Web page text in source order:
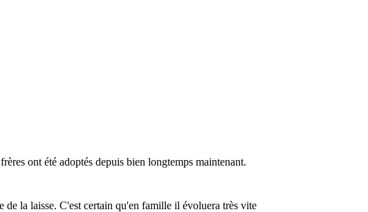
ont été adoptés depuis bien longtemps maintenant.
la laisse. C'est certain qu'en famille il évoluera très vite